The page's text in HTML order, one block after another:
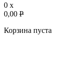
0 x
0,00 P
Корзина пуста